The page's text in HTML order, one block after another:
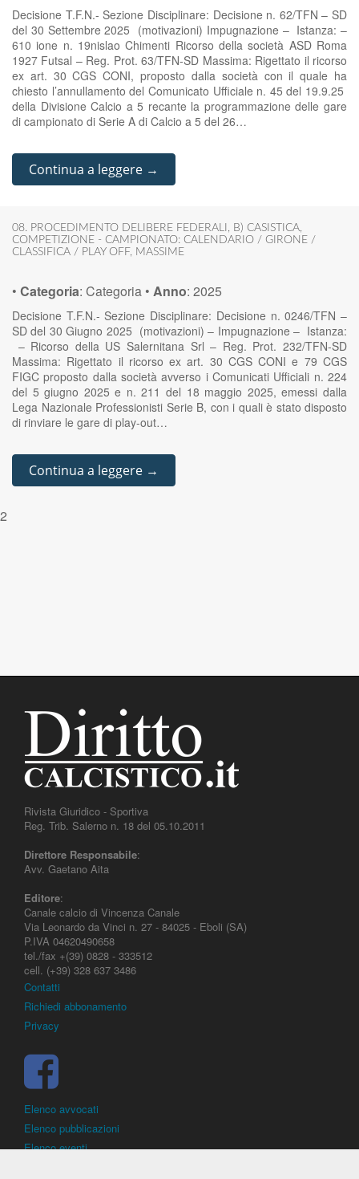
Decisione T.F.N.- Sezione Disciplinare: Decisione n. 62/TFN – SD
del 30 Settembre 2025 (motivazioni) Impugnazione – Istanza: –
610 ione n. 19nislao Chimenti Ricorso della società ASD Roma
1927 Futsal – Reg. Prot. 63/TFN-SD Massima: Rigettato il ricorso
ex art. 30 CGS CONI, proposto dalla società con il quale ha
chiesto l’annullamento del Comunicato Ufficiale n. 45 del 19.9.25
della Divisione Calcio a 5 recante la programmazione delle gare
di campionato di Serie A di Calcio a 5 del 26…
Continua a leggere →
08. PROCEDIMENTO DELIBERE FEDERALI , B) CASISTICA,
COMPETIZIONE - CAMPIONATO: CALENDARIO / GIRONE /
CLASSIFICA / PLAY OFF, MASSIME
• Categoria: Categoria • Anno: 2025
Decisione T.F.N.- Sezione Disciplinare: Decisione n. 0246/TFN –
SD del 30 Giugno 2025 (motivazioni) – Impugnazione – Istanza:
– Ricorso della US Salernitana Srl – Reg. Prot. 232/TFN-SD
Massima: Rigettato il ricorso ex art. 30 CGS CONI e 79 CGS
FIGC proposto dalla società avverso i Comunicati Ufficiali n. 224
del 5 giugno 2025 e n. 211 del 18 maggio 2025, emessi dalla
Lega Nazionale Professionisti Serie B, con i quali è stato disposto
di rinviare le gare di play-out…
Continua a leggere →
2
Rivista Giuridico - Sportiva
Reg. Trib. Salerno n. 18 del 05.10.2011
Direttore Responsabile:
Avv. Gaetano Aita
Editore:
Canale calcio di Vincenza Canale
Via Leonardo da Vinci n. 27 - 84025 - Eboli (SA)
P.IVA 04620490658
tel./fax +(39) 0828 - 333512
cell. (+39) 328 637 3486
Contatti
Richiedi abbonamento
Privacy
Elenco avvocati
Elenco pubblicazioni
Elenco eventi